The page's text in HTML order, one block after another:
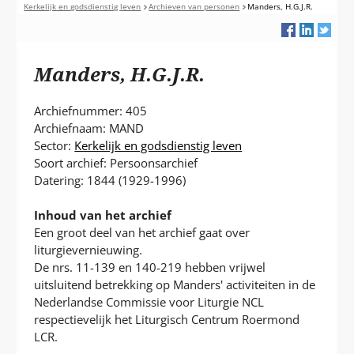
of
E
P
Kerkelijk en godsdienstig leven
Archieven van personen Manders, H.G.J.R.
Manders, H.G.J.R.
Archiefnummer: 405
Archiefnaam: MAND
Sector: Kerkelijk en godsdienstig leven
Soort archief: Persoonsarchief
Datering: 1844 (1929-1996)
Inhoud van het archief
Een groot deel van het archief gaat over
liturgievernieuwing.
De nrs. 11-139 en 140-219 hebben vrijwel
uitsluitend betrekking op Manders' activiteiten in de
Nederlandse Commissie voor Liturgie NCL
respectievelijk het Liturgisch Centrum Roermond
LCR.